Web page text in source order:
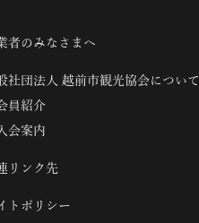
者のみなさまへ
社団法人 越前市観光協会について
員紹介
会案内
リンク先
トポリシー